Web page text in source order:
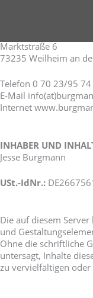
Marktstraße 6
73235 Weilheim an
Telefon 0 70 23/95 74
E-Mail
Internet
INHABER UND
Jesse Burgmann
USt.-IdNr.:
Die auf diesem
und
Ohne die schriftliche
untersagt, Inhalte
zu vervielfältigen